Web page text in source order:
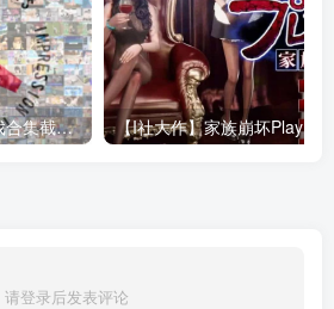
【ILLUSION】I社游戏合集截至2025 无修正汉化硬盘纯净版手慢无[微云/OD]
请登录后发表评论